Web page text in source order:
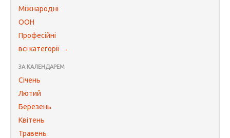
Міжнародні
ООН
Професійні
всі категорії →
ЗА КАЛЕНДАРЕМ
Січень
Лютий
Березень
Квітень
Травень